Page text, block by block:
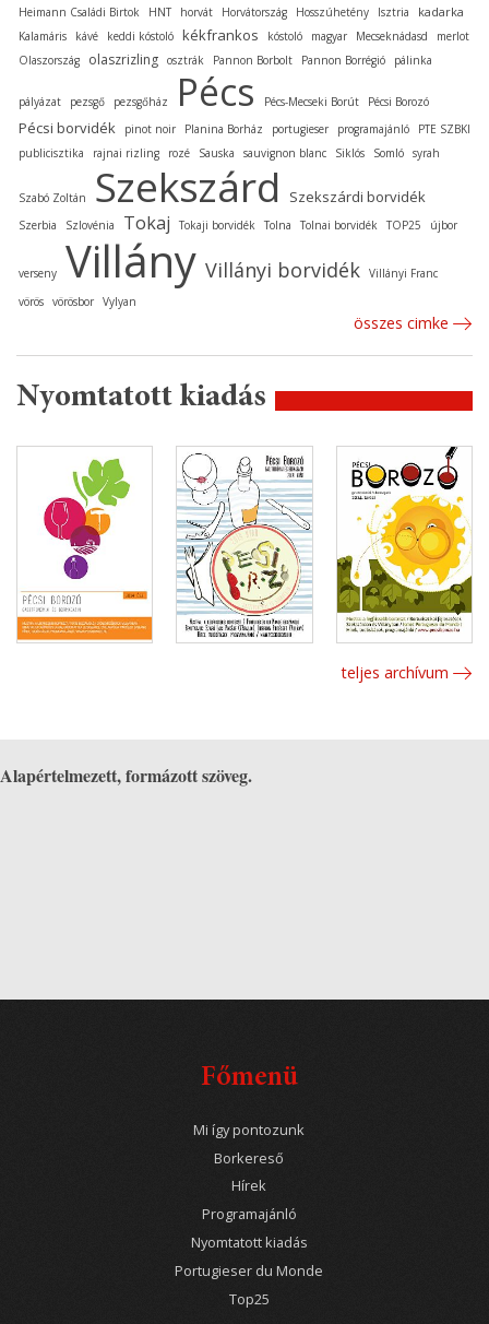
Heimann Családi Birtok
HNT horvát Horvátország Hosszúhetény Isztria kadarka
Kalamáris kávé keddi kóstoló kékfrankos kóstoló magyar Mecseknádasd
merlot
Olaszország
olaszrizling osztrák Pannon Borbolt Pannon Borrégió pálinka
pályázat pezsgő pezsgőház Pécs Pécs-Mecseki Borút Pécsi Borozó
Pécsi borvidék pinot noir Planina Borház portugieser programajánló
PTE SZBKI
publicisztika
rajnai rizling rozé Sauska sauvignon blanc Siklós Somló syrah
Szabó Zoltán Szekszárd Szekszárdi borvidék
Szerbia Szlovénia Tokaj Tokaji borvidék Tolna Tolnai borvidék TOP25 újbor
verseny Villány Villányi borvidék Villányi Franc
vörös vörösbor Vylyan
összes cimke
Nyomtatott kiadás
teljes archívum
Alapértelmezett, formázott szöveg.
Főmenü
Mi így pontozunk
Borkereső
Hírek
Programajánló
Nyomtatott kiadás
Portugieser du Monde
Top25